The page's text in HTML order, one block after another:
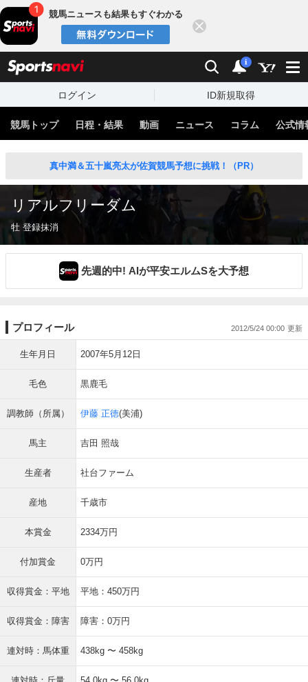
競馬ニュースも結果もすぐわかる
検索 通知
i
ログイン ID新規取得
競馬トップ 日程・結果 動画 ニュース コラム 公式情
真中満＆五十嵐亮太が佐賀競馬予想に挑戦！（PR）
リアルフリーダム
牡 登録抹消
先週的中! AIが平安エルムSを大予想
プロフィール 2012/5/24 00:00
生年月日 2007年5月12日
毛色 黒鹿毛
調教師（所属） 伊藤 正徳(美浦)
馬主 吉田 照哉
生産者 社台ファーム
産地 千歳市
本賞金 2334万円
付加賞金 0万円
収得賞金：平地 平地：450万円
収得賞金：障害 障害：0万円
連対時：馬体重 438kg 〜 458kg